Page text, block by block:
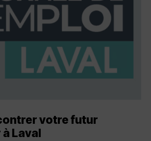
votre futur
Laval